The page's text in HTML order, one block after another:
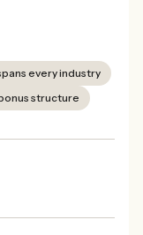
every industry
structure